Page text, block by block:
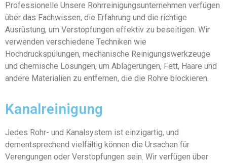
Professionelle Unsere Rohrreinigungsunternehmen verfügen
über das Fachwissen, die Erfahrung und die richtige
Ausrüstung, um Verstopfungen effektiv zu beseitigen. Wir
verwenden verschiedene Techniken wie
Hochdruckspülungen, mechanische Reinigungswerkzeuge
und chemische Lösungen, um Ablagerungen, Fett, Haare und
andere Materialien zu entfernen, die die Rohre blockieren.
Kanalreinigung
Jedes Rohr- und Kanalsystem ist einzigartig, und
dementsprechend vielfältig können die Ursachen für
Verengungen oder Verstopfungen sein. Wir verfügen über